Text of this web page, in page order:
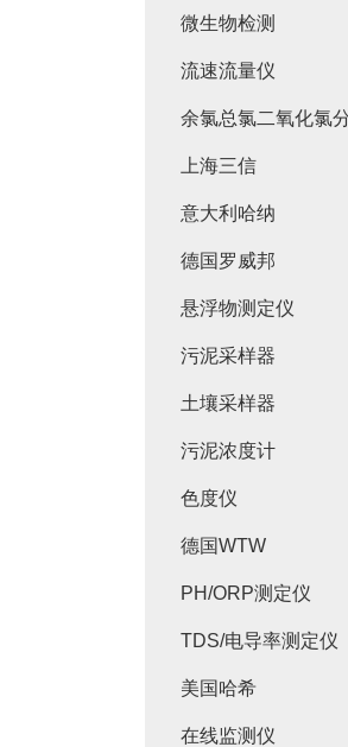
微生物检测
流速流量仪
余氯总氯二氧化氯
上海三信
意大利哈纳
德国罗威邦
悬浮物测定仪
污泥采样器
土壤采样器
污泥浓度计
色度仪
德国WTW
PH/ORP测定仪
TDS/电导率测定仪
美国哈希
在线监测仪